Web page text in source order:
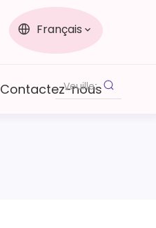
Français
Contactez-nous